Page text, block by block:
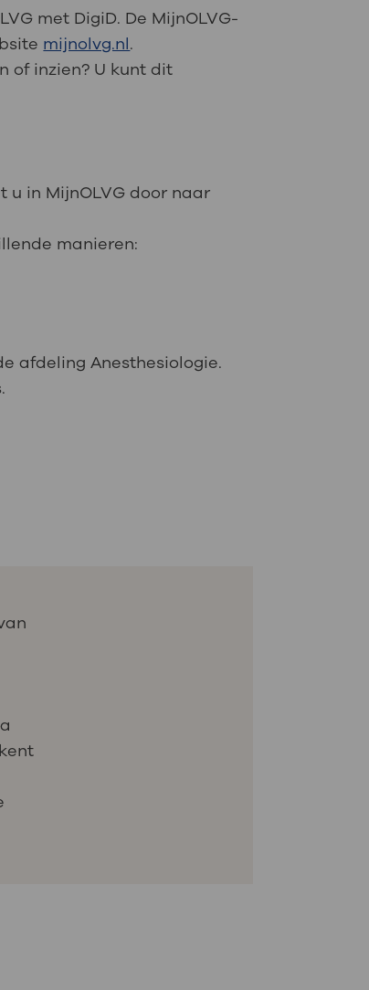
met DigiD. De MijnOLVG-
mijnolvg.nl.
of inzien? U kunt dit
u in MijnOLVG door naar
manieren:
afdeling Anesthesiologie.